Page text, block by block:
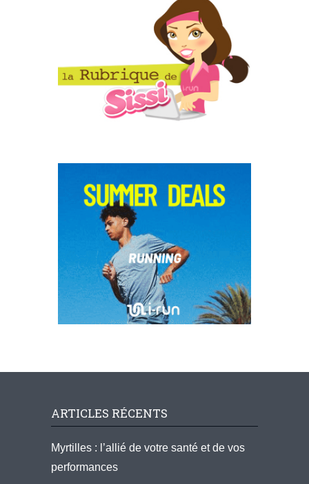
ARTICLES RÉCENTS
Myrtilles : l’allié de votre santé et de vos
performances